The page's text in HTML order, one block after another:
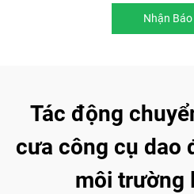
Nhận Báo
Tác động
cưa công cụ dao
môi trường